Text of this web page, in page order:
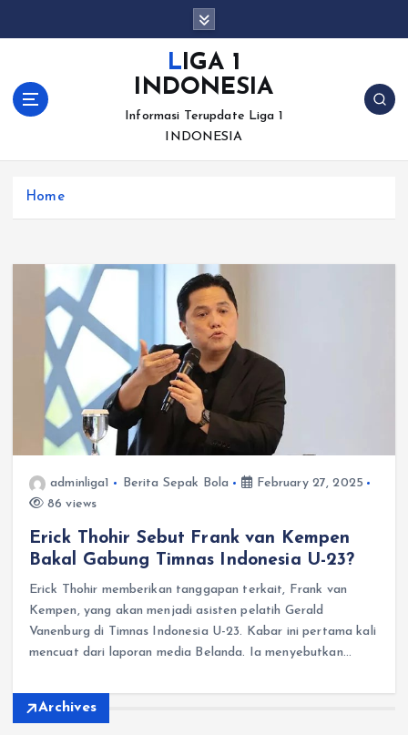
LIGA 1
INDONESIA
Informasi Terupdate Liga 1
INDONESIA
Home
adminliga1 Berita Sepak Bola
February 27, 2025
86 views
Erick Thohir Sebut Frank van Kempen
Bakal Gabung Timnas Indonesia U-23?
Erick Thohir memberikan tanggapan terkait, Frank van
Kempen, yang akan menjadi asisten pelatih Gerald
Vanenburg di Timnas Indonesia U-23. Kabar ini pertama kali
mencuat dari laporan media Belanda. Ia menyebutkan…
Archives